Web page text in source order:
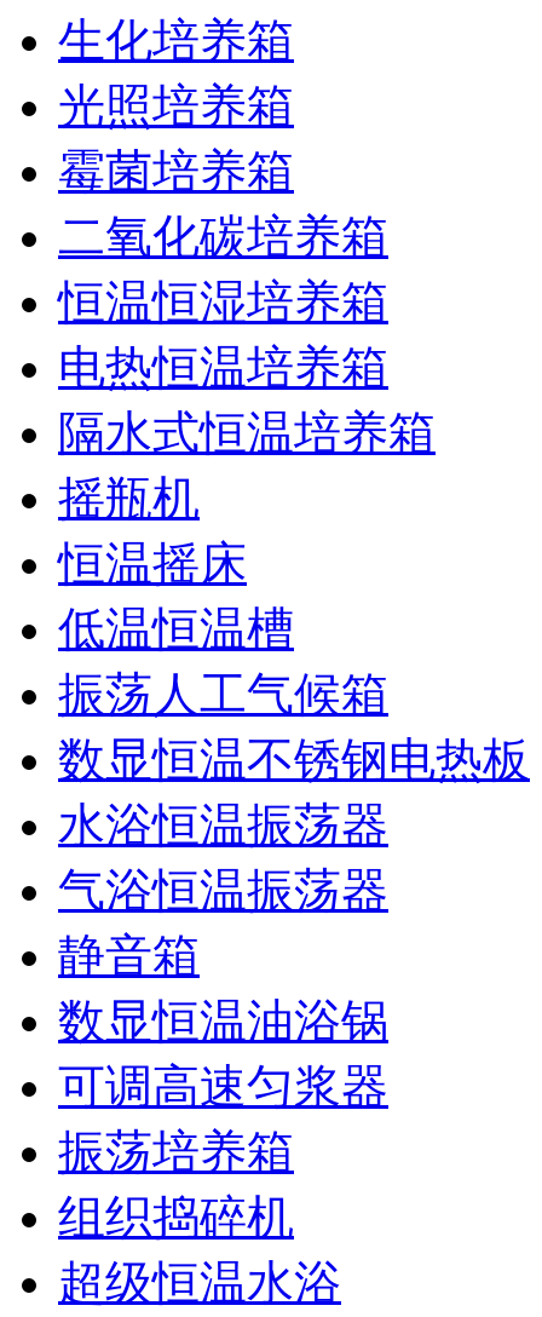
生化培养箱
光照培养箱
霉菌培养箱
二氧化碳培养箱
恒温恒湿培养箱
电热恒温培养箱
隔水式恒温培养箱
摇瓶机
恒温摇床
低温恒温槽
振荡人工气候箱
数显恒温不锈钢电热板
水浴恒温振荡器
气浴恒温振荡器
静音箱
数显恒温油浴锅
可调高速匀浆器
振荡培养箱
组织捣碎机
超级恒温水浴